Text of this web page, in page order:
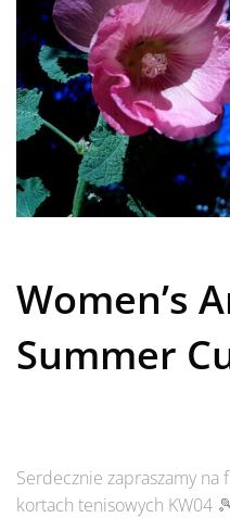
Women’s
Summer
Serdecznie zapraszamy na
kortach tenisowych KW04